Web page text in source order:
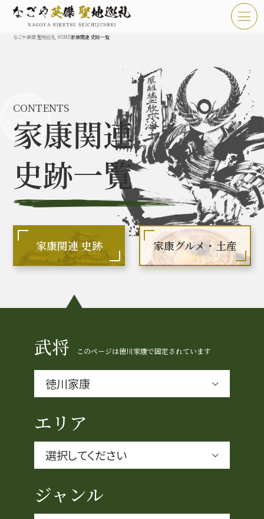
なごや英傑 聖地巡礼とは
なごや英傑 史跡 一覧
なごや英傑 グルメ・土産 一覧
なごや英傑 体験・イベント
豊臣秀長と名古屋の関係
秀長関連 史跡 一覧
名古屋＜秀長＞観光モデルコース
豊臣秀吉と名古屋の関係
秀吉関連 史跡 一覧
秀吉功路
なごや英傑 聖地巡礼 HOME家康関連 史跡一覧
CONTENTS
家康関連
史跡一覧
家康関連 史跡 家康グルメ・土産
武将 このページは徳川家康で固定されています
エリア
ジャンル